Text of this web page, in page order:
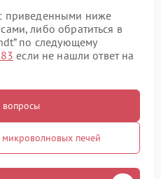
приведенными ниже
либо обратиться в
по следующему
если не нашли ответ на
печей